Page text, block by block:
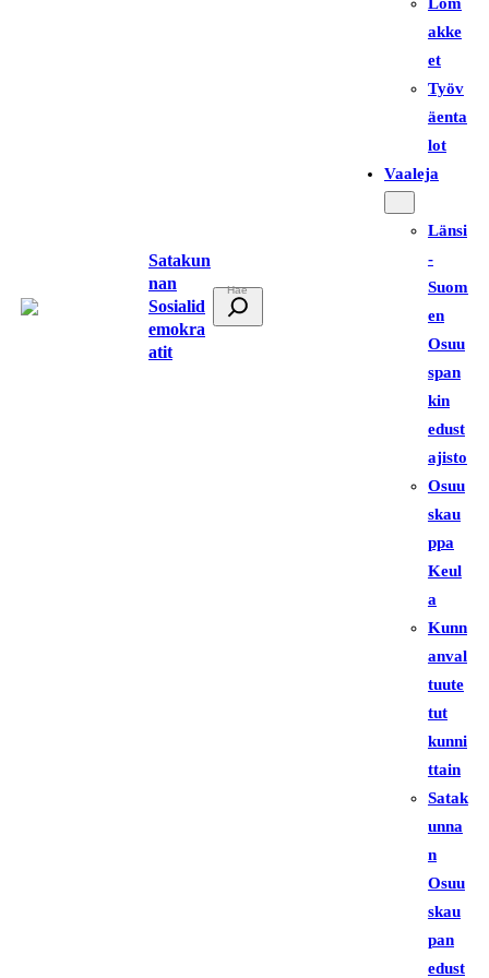
Satakun
nan
Sosialid
emokra
atit
t
akke
et
Työv
äenta
lot
Vaaleja
Länsi
-
Suom
en
Osuu
span
kin
edust
ajisto
Osuu
skau
ppa
Keul
a
Kunn
anval
tuute
tut
kunni
ttain
Satak
unna
n
Osuu
skau
pan
edust